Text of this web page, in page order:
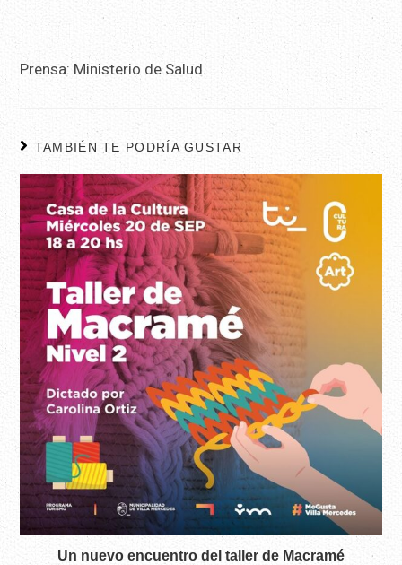
Prensa: Ministerio de Salud.
TAMBIÉN TE PODRÍA GUSTAR
Un nuevo encuentro del taller de Macramé